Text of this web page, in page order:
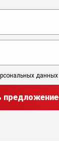
данных
предложение